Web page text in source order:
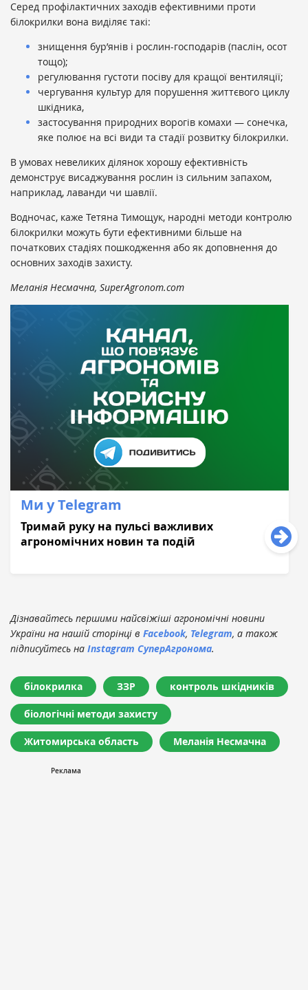
Серед профілактичних заходів ефективними проти
білокрилки вона виділяє такі:
знищення бур’янів і рослин-господарів (паслін, осот
тощо);
регулювання густоти посіву для кращої вентиляції;
чергування культур для порушення життєвого циклу
шкідника,
застосування природних ворогів комахи — сонечка,
яке полює на всі види та стадії розвитку білокрилки.
В умовах невеликих ділянок хорошу ефективність
демонструє висаджування рослин із сильним запахом,
наприклад, лаванди чи шавлії.
Водночас, каже Тетяна Тимощук, народні методи контролю
білокрилки можуть бути ефективними більше на
початкових стадіях пошкодження або як доповнення до
основних заходів захисту.
Меланія Несмачна, SuperAgronom.com
Ми у Telegram
Тримай руку на пульсі важливих
агрономічних новин та подій
Дізнавайтесь першими найсвіжіші агрономічні новини
України на нашій сторінці в Facebook, Telegram, а також
підписуйтесь на Instagram СуперАгронома.
білокрилка ЗЗР контроль шкідників
біологічні методи захисту
Житомирська область Меланія Несмачна